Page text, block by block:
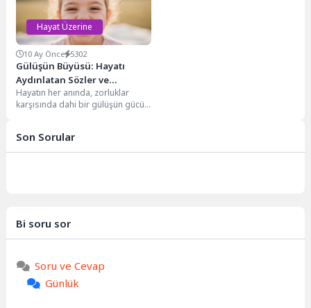
Hayat Üzerine
10 Ay Önce 5302
Gülüşün Büyüsü: Hayatı
Aydınlatan Sözler ve
Anlamları
Hayatın her anında, zorluklar
karşısında dahi bir gülüşün gücü
Son Sorular
Bi soru sor
Soru ve Cevap
Günlük